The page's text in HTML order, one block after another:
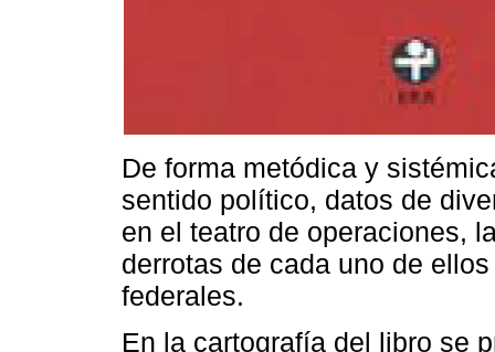
De forma metódica y
sentido político, datos de
en el teatro de operaciones,
derrotas de cada uno de
federales.
En la cartografía del libro se